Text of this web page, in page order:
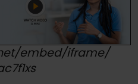
embed/iframe/